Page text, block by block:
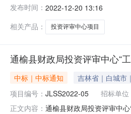
高新区恒山西路118号北
19
发布时间： 2022-12-20 13:16
相关产品：
投资评审中心项目
通榆县财政局投资评审中心“
中标｜中标通知 吉林省｜白城市
项目编号： JLSS2022-05 招标单位
正文内容： 通榆县财政局投资评审中